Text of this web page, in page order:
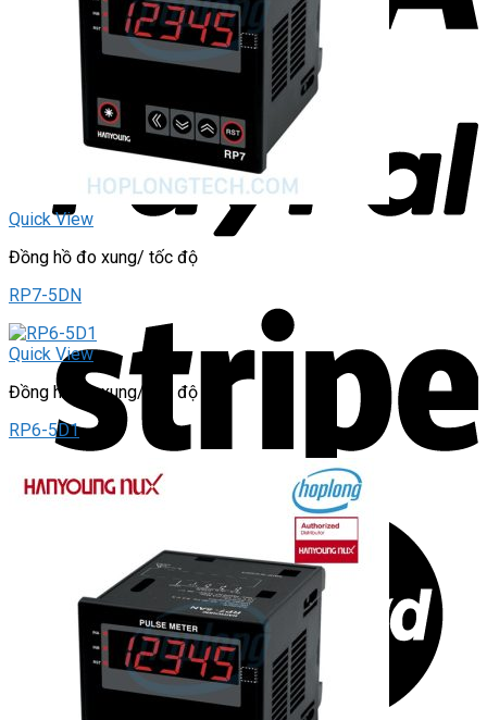
Quick View
Đồng hồ đo xung/ tốc độ
RP7-5DN
Quick View
Đồng hồ đo xung/ tốc độ
RP6-5D1